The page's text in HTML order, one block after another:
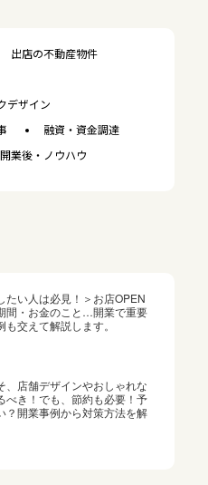
出店の不動産物件
デザイン
融資・資金調達
開業後・ノウハウ
たい人は必見！＞お店OPEN
間・お金のこと…開業で重要
交えて解説します。
、店舗デザインやおしゃれな
べき！でも、節約も必要！予
？開業事例から対策方法を解